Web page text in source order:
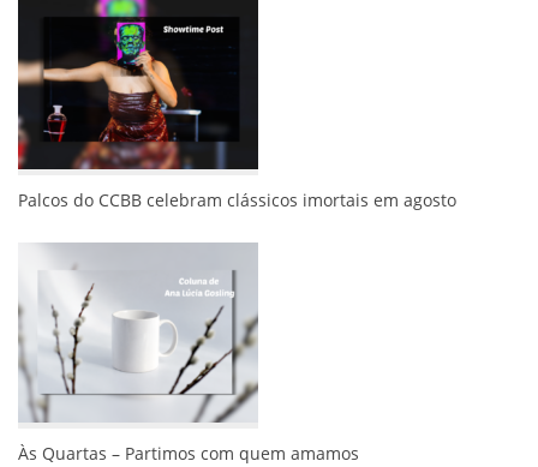
Palcos do CCBB celebram clássicos imortais em agosto
Às Quartas – Partimos com quem amamos